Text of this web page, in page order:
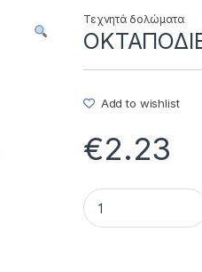
Τεχνητά δολώματα
Add to wishlist
€2.23
ΟΚΤΑΠΟΔΙΕΡΕΣ